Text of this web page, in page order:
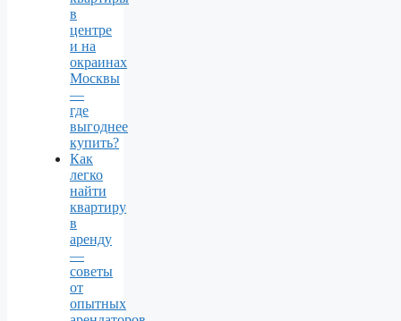
в
центре
и на
окраинах
Москвы
—
где
выгоднее
купить?
Как
легко
найти
квартиру
в
аренду
—
советы
от
опытных